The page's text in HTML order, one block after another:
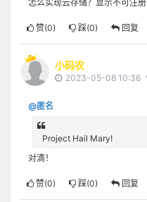
怎么实现云存储？显示不可注册
赞(0) 踩(0) 回复
小码农
2023-05-08 10:36
@匿名
Project Hail Mary!
对滴！
赞(0) 踩(0) 回复